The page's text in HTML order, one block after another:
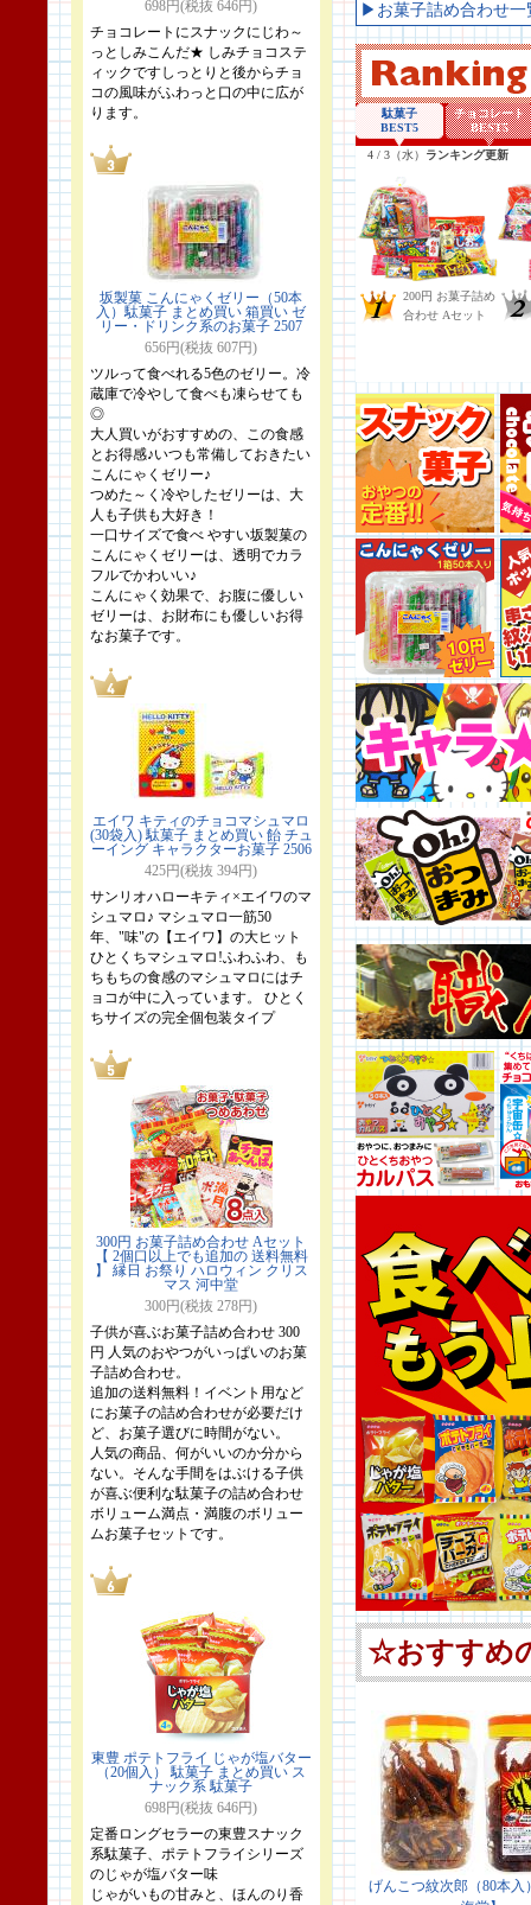
698円(税抜 646円)
チョコレートにスナックにじわ～
っとしみこんだ★ しみチョコステ
ィックですしっとりと後からチョ
コの風味がふわっと口の中に広が
ります。
坂製菓 こんにゃくゼリー（50本
入）駄菓子 まとめ買い 箱買い ゼ
リー・ドリンク系のお菓子 2507
656円(税抜 607円)
ツルって食べれる5色のゼリー。冷
蔵庫で冷やして食べも凍らせても
◎
大人買いがおすすめの、この食感
とお得感♪いつも常備しておきたい
こんにゃくゼリー♪
つめた～く冷やしたゼリーは、大
人も子供も大好き！
一口サイズで食べ やすい坂製菓の
こんにゃくゼリーは、透明でカラ
フルでかわいい♪
こんにゃく効果で、お腹に優しい
ゼリーは、お財布にも優しいお得
なお菓子です。
エイワ キティのチョコマシュマロ
(30袋入) 駄菓子 まとめ買い 飴 チュ
ーイング キャラクターお菓子 2506
425円(税抜 394円)
サンリオハローキティ×エイワのマ
シュマロ♪ マシュマロ一筋50
年、"味"の【エイワ】の大ヒット
ひとくちマシュマロ!ふわふわ、も
ちもちの食感のマシュマロにはチ
ョコが中に入っています。 ひとく
ちサイズの完全個包装タイプ
300円 お菓子詰め合わせ Aセット
【 2個口以上でも追加の 送料無料
】 縁日 お祭り ハロウィン クリス
マス 河中堂
300円(税抜 278円)
子供が喜ぶお菓子詰め合わせ 300
円 人気のおやつがいっぱいのお菓
子詰め合わせ。
追加の送料無料！イベント用など
にお菓子の詰め合わせが必要だけ
ど、お菓子選びに時間がない。
人気の商品、何がいいのか分から
ない。そんな手間をはぶける子供
が喜ぶ便利な駄菓子の詰め合わせ
ボリューム満点・満腹のボリュー
ムお菓子セットです。
東豊 ポテトフライ じゃが塩バター
（20個入） 駄菓子 まとめ買い ス
ナック系 駄菓子
698円(税抜 646円)
定番ロングセラーの東豊スナック
系駄菓子、ポテトフライシリーズ
のじゃが塩バター味
じゃがいもの甘みと、ほんのり香
▶お菓子詰め合わせ一